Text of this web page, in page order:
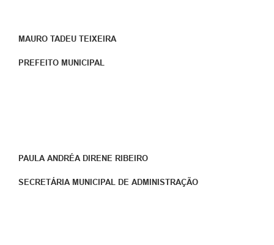
MAURO TADEU TEIXEIRA
PREFEITO MUNICIPAL
PAULA ANDRÉA DIRENE RIBEIRO
SECRETÁRIA MUNICIPAL DE ADMINISTRAÇÃO